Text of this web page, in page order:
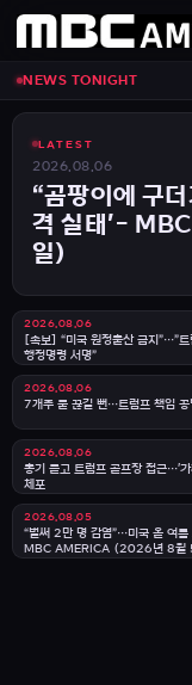
MBC
NEWS TONIGHT
LATEST
2026.08.06
“곰팡이에 구
격 실태'-
일)
2026.08.06
[속보] “미국 원정출산 금지”…”트
행정명령 서명”
2026.08.06
7개주 물 끊길 뻔…트럼프 책임 공
2026.08.06
총기 들고 트럼프 골프장 접근…'
체포
2026.08.05
“벌써 2만 명 감염”…미국 올 여
MBC AMERICA (2026년 8월